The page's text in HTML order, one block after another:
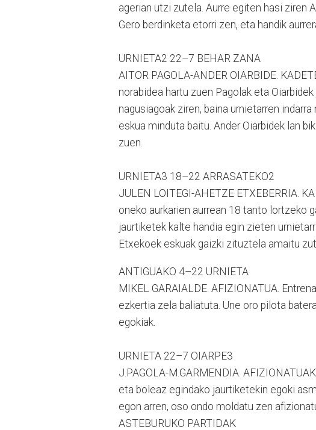
agerian utzi zutela. Aurre egiten hasi ziren
Gero berdinketa etorri zen, eta handik
URNIETA2 22–7 BEHAR ZANA
AITOR PAGOLA-ANDER OIARBIDE.
norabidea hartu zuen Pagolak eta
nagusiagoak ziren, baina urnietarren
eskua minduta baitu. Ander Oiarbidek lan
zuen.
URNIETA3 18–22 ARRASATEKO2
JULEN LOITEGI-AHETZE ETXEBERRIA.
oneko aurkarien aurrean 18 tanto lortzeko
jaurtiketek kalte handia egin zieten
Etxekoek eskuak gaizki zituztela amaitu
ANTIGUAKO 4–22 URNIETA
MIKEL GARAIALDE. AFIZIONATUA.
ezkertia zela baliatuta. Une oro pilota
egokiak.
URNIETA 22–7 OIARPE3
J.PAGOLA-M.GARMENDIA.
eta boleaz egindako jaurtiketekin egoki
egon arren, oso ondo moldatu zen
ASTEBURUKO PARTIDAK